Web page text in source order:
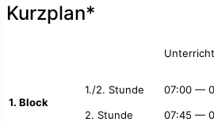
Kurzplan*
1. Block
1./2. Stunde
2. Stunde
07:00 —
07:45 —